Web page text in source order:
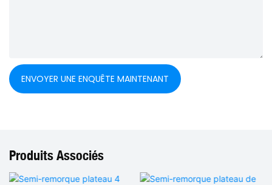
ENVOYER UNE ENQUÊTE MAINTENANT
Produits Associés